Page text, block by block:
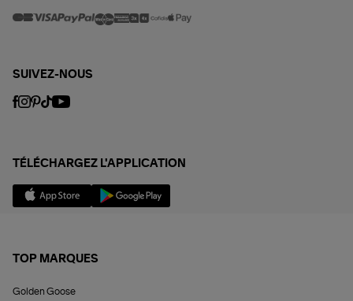
SUIVEZ-NOUS
TÉLÉCHARGEZ L'APPLICATION
TOP MARQUES
Golden Goose